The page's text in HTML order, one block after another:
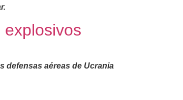
defensas aéreas de Ucrania